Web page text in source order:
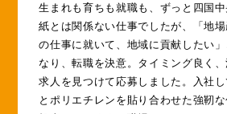
生まれも育ちも就職も、ずっと四国
紙とは関係ない仕事でしたが、「地
の仕事に就いて、地域に貢献したい」
なり、転職を決意。タイミング良く
求人を見つけて応募しました。入社
とポリエチレンを貼り合わせた強靭